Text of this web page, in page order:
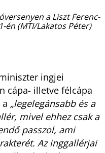
a Liszt Ferenc-
én (MTI/Lakatos Péter)
ingjei
cápa- illetve félcápa
„legelegánsabb és a
mivel ehhez csak a
passzol, ami
Az inggallérjai